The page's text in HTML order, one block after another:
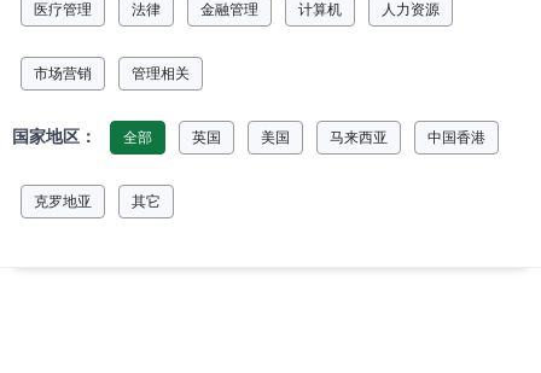
医疗管理 法律 金融管理 计算机 人力资源
市场营销 管理相关
国家地区： 全部 英国 美国 马来西亚 中国香港
克罗地亚 其它